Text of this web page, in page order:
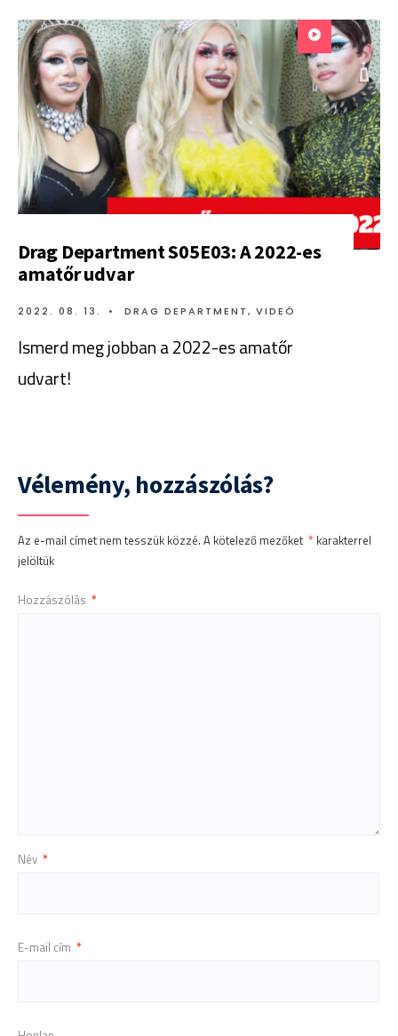
Drag Department S05E03: A 2022-es
amatőr udvar
2022. 08. 13. • DRAG DEPARTMENT, VIDEÓ
Ismerd meg jobban a 2022-es amatőr
udvart!
Vélemény, hozzászólás?
Az e-mail címet nem tesszük közzé. A kötelező mezőket * karakterrel
jelöltük
Hozzászólás *
Név *
E-mail cím *